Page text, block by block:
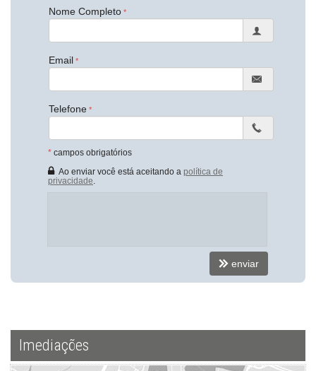
Captação de Água
Elevador
Hall Decorado e Mobiliado
Endereço:
Rua Osmar de Souza Nunes
Balneário Camboriú /SC
Nome Completo
Email
Telefone
* campos obrigatórios
Ao enviar você está aceitando a política de
privacidade
enviar
Imediações